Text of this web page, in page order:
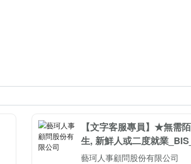
【文字客服專員】★無需
生, 新鮮人或二度就業
藝珂人事顧問股份有限公司